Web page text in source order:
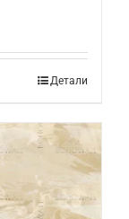
Детали